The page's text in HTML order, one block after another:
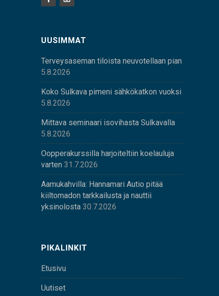
UUSIMMAT
Terveysaseman tiloista neuvotellaan pian
5.8.2026
Koko Sulkava pimeni sähkökatkon vuoksi
5.8.2026
Mittava seminaari isovihasta Sulkavalla
5.8.2026
Oopperakurssilla harjoiteltiin koelauluja
varten 31.7.2026
Aamukahvilla: Hannamari Autio pitää
kiiltomadon tarkkailusta ja nauttii
yksinolosta 30.7.2026
PIKALINKIT
Etusivu
Uutiset